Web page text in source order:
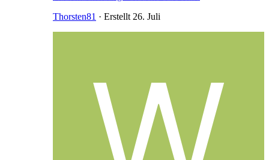
Thorsten81 · Erstellt 26. Juli